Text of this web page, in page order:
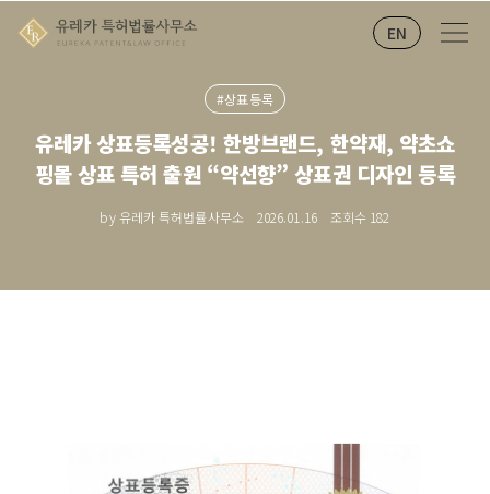
EN
#상표등록
유레카 상표등록성공! 한방브랜드, 한약재, 약초쇼
핑몰 상표 특허 출원 “약선향” 상표권 디자인 등록
by 유레카 특허법률사무소 2026.01.16 조회수 182